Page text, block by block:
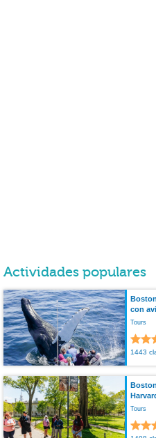
Actividades populares
con
Tours
1443
Tours